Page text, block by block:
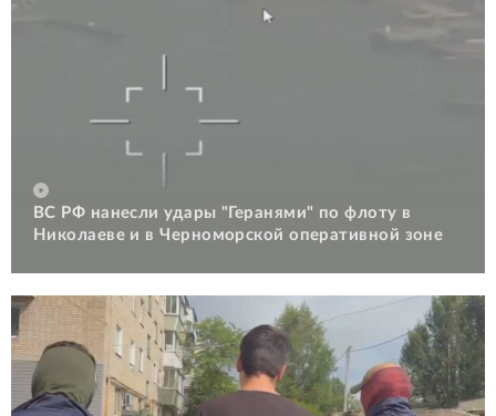
ВС РФ нанесли удары "Геранями" по флоту в
Николаеве и в Черноморской оперативной зоне